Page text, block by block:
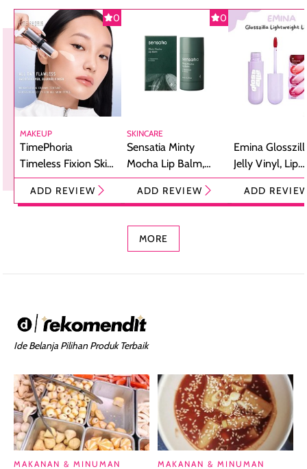
0
MAKEUP
TimePhoria
Timeless Fixion Skin
Tint Stick,
Foundation dan
ADD REVIEW
0
SKINCARE
Sensatia Minty
Mocha Lip Balm,
Pelembap Bibir
dengan Aroma
ADD REVIEW
Emina
Jelly Vinyl, Lip
Cream Glossy
Ringan
ADD
MORE
Ide Belanja Pilihan Produk Terbaik
MAKANAN & MINUMAN MAKANAN & MINUMAN